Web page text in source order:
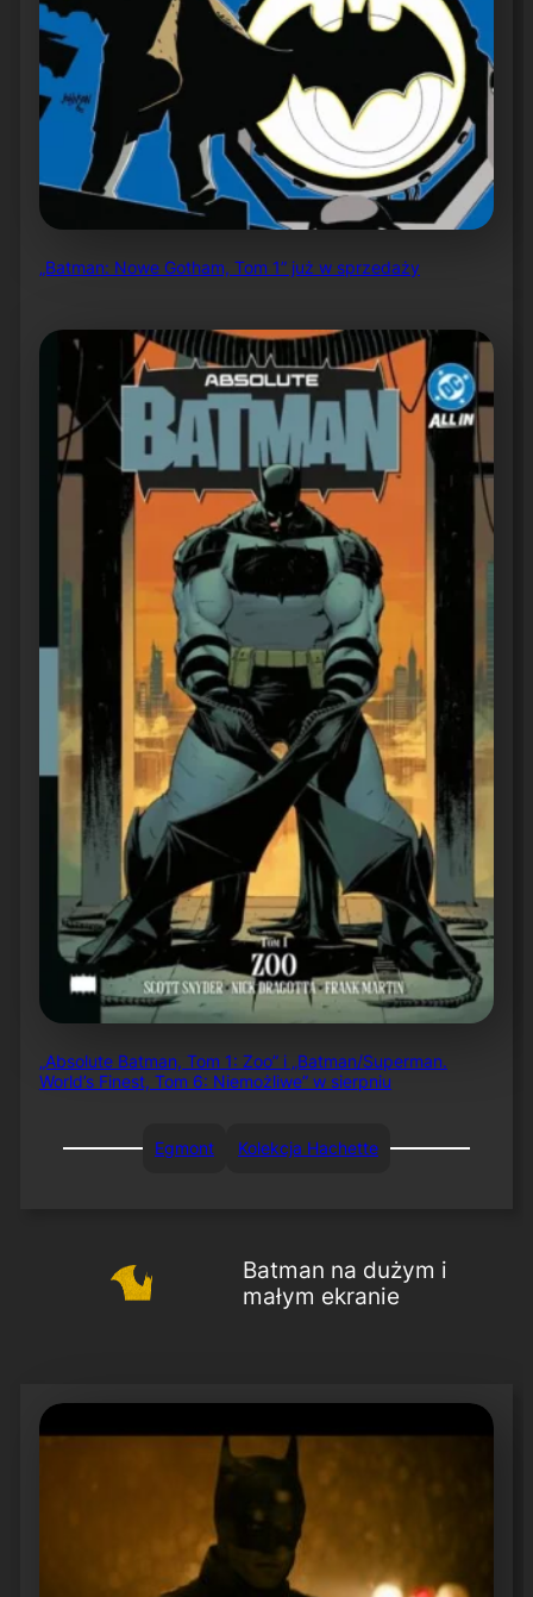
„Batman: Nowe Gotham, Tom 1” już w sprzedaży
„Absolute Batman, Tom 1: Zoo” i „Batman/Superman.
World’s Finest, Tom 6: Niemożliwe” w sierpniu
Egmont Kolekcja Hachette
Batman na dużym i
małym ekranie